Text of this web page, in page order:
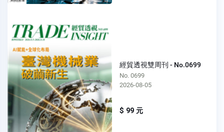
經貿透視雙周刊 - No.0699
No. 0699
2026-08-05
$ 99 元